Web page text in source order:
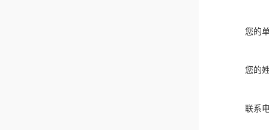
您的
您的
联系